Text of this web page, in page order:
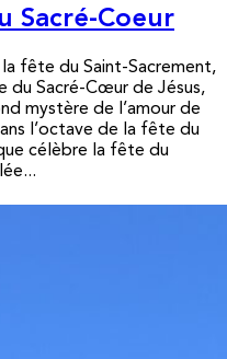
Sacré-Coeur
fête du Saint-Sacrement,
du Sacré-Cœur de Jésus,
mystère de l’amour de
l’octave de la fête du
célèbre la fête du